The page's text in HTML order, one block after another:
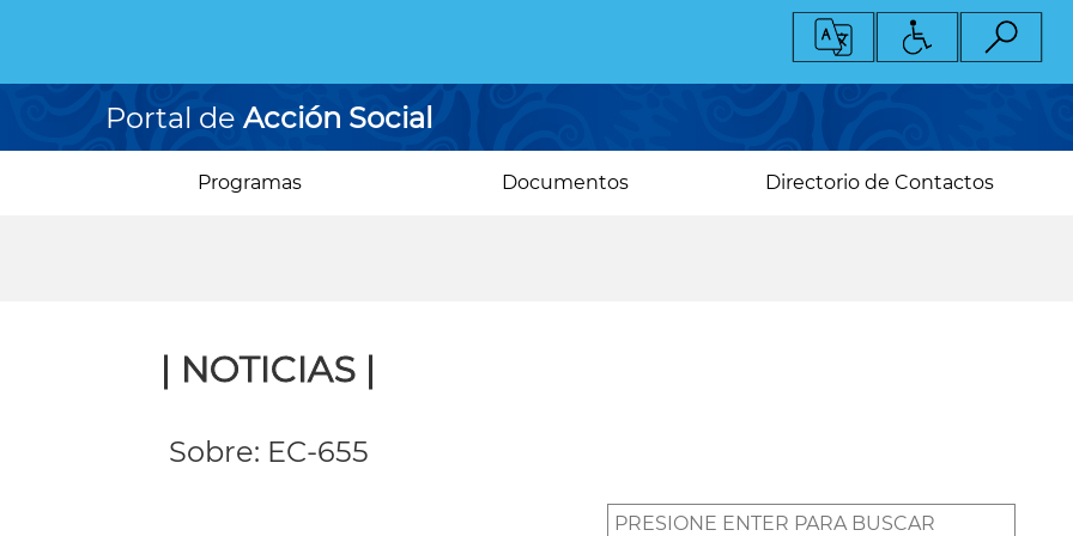
Portal de Acción Social
Programas Documentos Directorio de Contactos
| NOTICIAS |
Sobre: EC-655